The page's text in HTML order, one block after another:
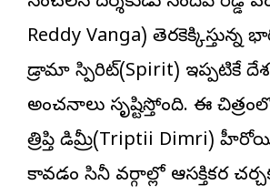
Reddy Vanga) తెరకెక్కిస్తున్న
డ్రామా స్పిరిట్(Spirit) ఇప్పటికే
అంచనాలు సృష్టిస్తోంది. ఈ
త్రిప్తి డిమ్రీ(Triptii Dimri)
కావడం సినీ వర్గాల్లో ఆసక్తికర